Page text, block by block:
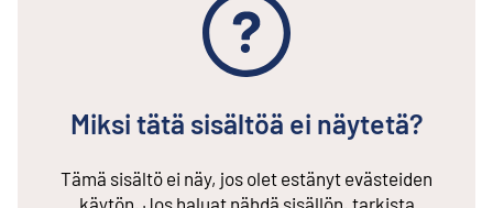
Miksi tätä sisältöä ei näytetä?
Tämä sisältö ei näy, jos olet estänyt evästeiden
käytön. Jos haluat nähdä sisällön, tarkista